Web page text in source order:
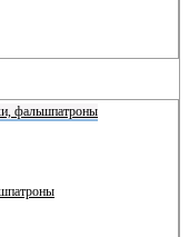
фальшпатроны